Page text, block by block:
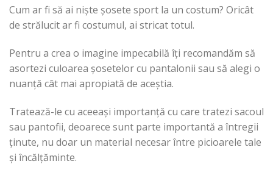
Cum ar fi să ai niște șosete sport la un costum? Oricât
de strălucit ar fi costumul, ai stricat totul.
Pentru a crea o imagine impecabilă îți recomandăm să
asortezi culoarea șosetelor cu pantalonii sau să alegi o
nuanță cât mai apropiată de aceștia.
Tratează-le cu aceeași importanță cu care tratezi sacoul
sau pantofii, deoarece sunt parte importantă a întregii
ținute, nu doar un material necesar între picioarele tale
și încălțăminte.